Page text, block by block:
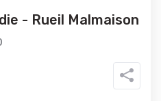
- Rueil Malmaison